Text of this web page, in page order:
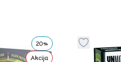
stvari u kategoriju
20%
Akcija
Dugme